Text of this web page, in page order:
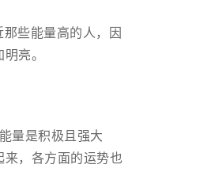
些能量高的人，因
亮。
量是积极且强大
，各方面的运势也